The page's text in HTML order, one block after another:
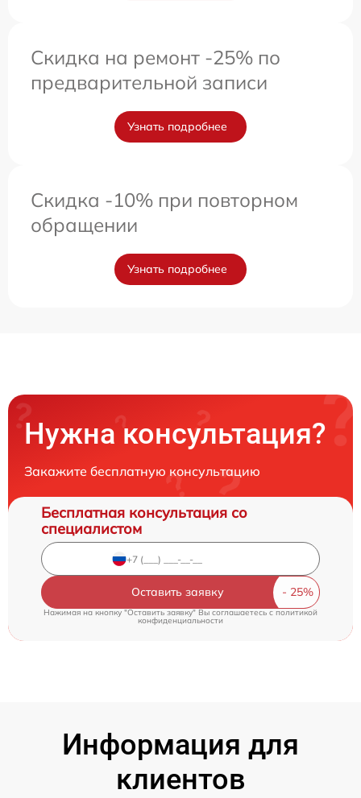
Скидка на ремонт -25% по
предварительной записи
Узнать подробнее
Скидка -10% при повторном
обращении
Узнать подробнее
Нужна консультация?
Закажите бесплатную консультацию
Бесплатная консультация со
специалистом
Оставить заявку
Нажимая на кнопку "Оставить заявку" Вы соглашаетесь c политикой
конфиденциальности
Информация для
клиентов